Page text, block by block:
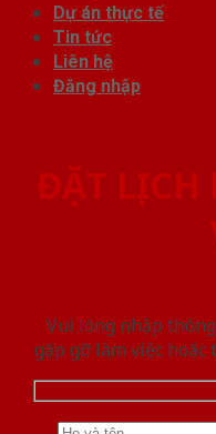
Dự án thực tế
Tin tức
Liên hệ
Đăng nhập
ĐẶT LỊCH
Vui lòng nhập
gặp gỡ làm việc